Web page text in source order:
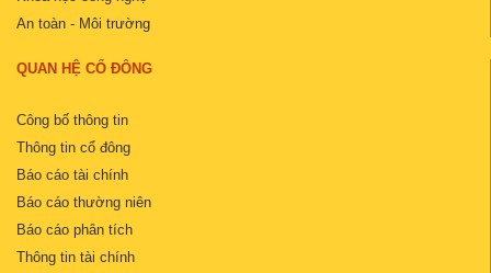
An toàn - Môi trường
QUAN HỆ CỔ ĐÔNG
Công bố thông tin
Thông tin cổ đông
Báo cáo tài chính
Báo cáo thường niên
Báo cáo phân tích
Thông tin tài chính